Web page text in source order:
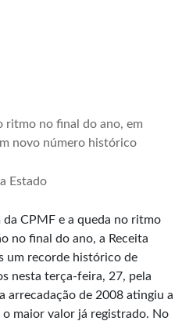
ritmo no final do ano, em
novo número histórico
Estado
da CPMF e a queda no ritmo
no final do ano, a Receita
um recorde histórico de
nesta terça-feira, 27, pela
arrecadação de 2008 atingiu a
maior valor já registrado. No